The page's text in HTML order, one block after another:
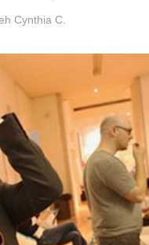
Cynthia C.